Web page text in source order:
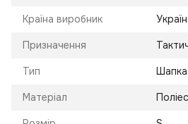
Країна виробник
Призначення
Тип
Матеріал